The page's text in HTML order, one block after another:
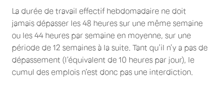
La durée de travail effectif hebdomadaire ne doit
jamais dépasser les 48 heures sur une même semaine
ou les 44 heures par semaine en moyenne, sur une
période de 12 semaines à la suite. Tant qu’il n’y a pas de
dépassement (l’équivalent de 10 heures par jour), le
cumul des emplois n’est donc pas une interdiction.